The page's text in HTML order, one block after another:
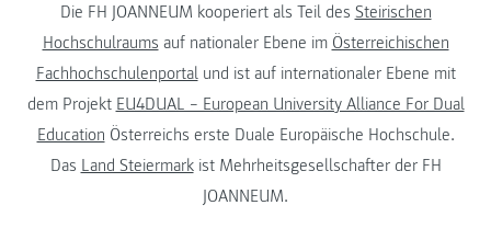
Die FH JOANNEUM kooperiert als Teil des Steirischen
Hochschulraums auf nationaler Ebene im Österreichischen
Fachhochschulenportalund ist auf internationaler Ebene mit
dem Projekt EU4DUAL – European University Alliance For Dual
Education Österreichs erste Duale Europäische Hochschule.
Das Land Steiermarkist Mehrheitsgesellschafter der FH
JOANNEUM.